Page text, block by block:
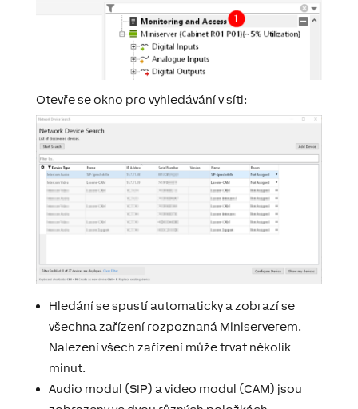
Otevře se okno pro vyhledávání v síti:
Hledání se spustí automaticky a zobrazí se
všechna zařízení rozpoznaná Miniserverem.
Nalezení všech zařízení může trvat několik
minut.
Audio modul (SIP) a video modul (CAM) jsou